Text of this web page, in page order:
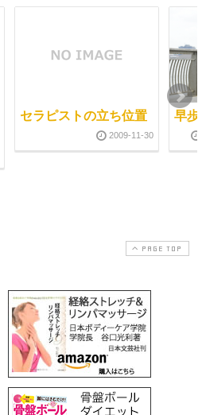
セラピストの立ち位置
2009-11-30
早
PAGE TOP